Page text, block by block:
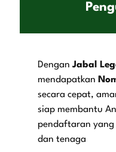
Dengan Jabal
mendapatkan
secara cepat,
siap membantu
pendaftaran yang
dan tenaga